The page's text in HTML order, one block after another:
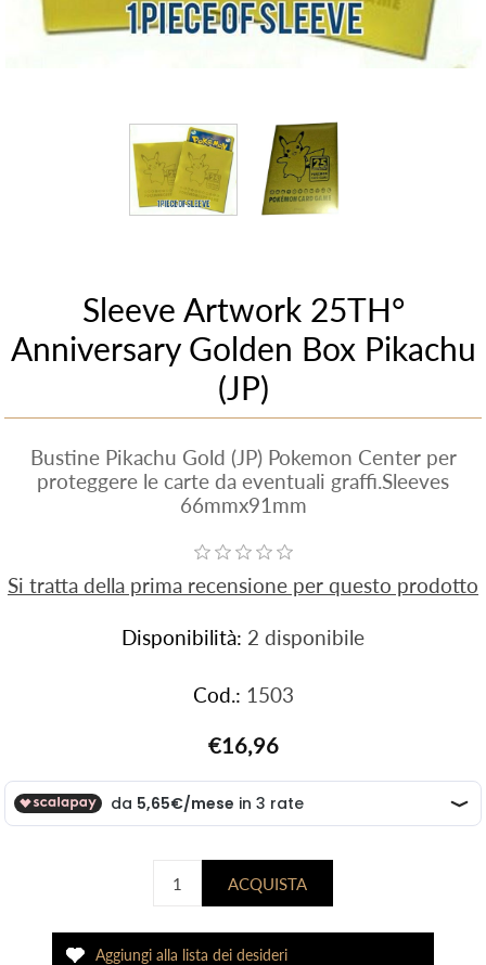
Sleeve Artwork 25TH°
Anniversary Golden Box Pikachu
(JP)
Bustine Pikachu Gold (JP) Pokemon Center per
proteggere le carte da eventuali graffi.Sleeves
66mmx91mm
Si tratta della prima recensione per questo prodotto
Disponibilità: 2 disponibile
Cod.: 1503
€16,96